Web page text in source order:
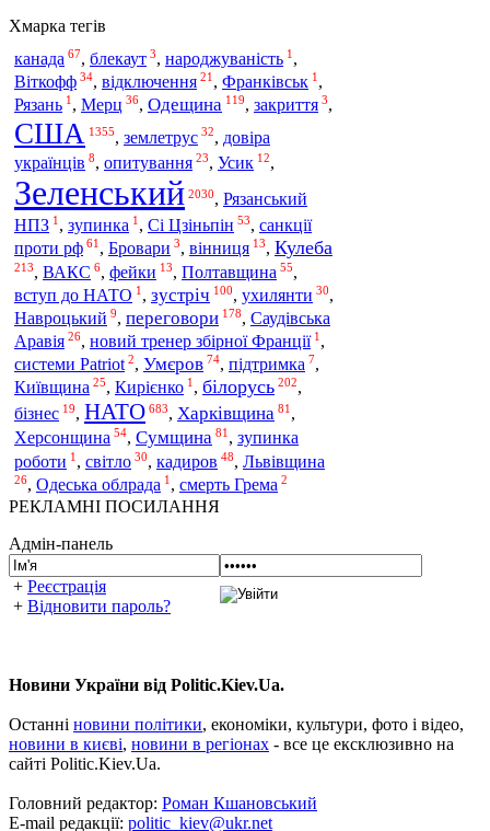
Хмарка тегів
канада 67, блекаут 3, народжуваність 1 ,
Віткофф 34, відключення 21 , Франківськ 1 ,
Рязань 1 , Мерц 36, Одещина 119, закриття 3,
США 1355, землетрус 32, довіра
українців 8, опитування 23, Усик 12,
Зеленський 2030, Рязанський
НПЗ 1 , зупинка 1 , Сі Цзіньпін 53, санкції
проти рф 61 , Бровари 3, вінниця 13, Кулеба
213, ВАКС 6, фейки 13, Полтавщина 55,
вступ до НАТО 1 , зустріч 100, ухилянти 30,
Навроцький 9, переговори 178, Саудівська
Аравія 26, новий тренер збірної Франції 1,
системи Patriot 2, Умєров 74, підтримка 7,
Київщина 25, Кирієнко 1 , білорусь 202,
бізнес 19, НАТО 683, Харківщина 81 ,
Херсонщина 54, Сумщина 81, зупинка
роботи 1 , світло 30, кадиров 48, Львівщина
26, Одеська облрада 1 , смерть Грема 2
РЕКЛАМНІ ПОСИЛАННЯ
Адмін-панель
+ Реєстрація
+ Відновити пароль?
Новини України від Politic.Kiev.Ua.
Останні новини політики, економіки, культури, фото і відео,
новини в києві, новини в регіонах - все це ексклюзивно на
сайті Politic.Kiev.Ua.
Головний редактор: Роман Кшановський
E-mail редакції: politic_kiev@ukr.net